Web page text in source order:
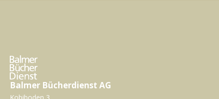
Balmer Bücherdienst AG